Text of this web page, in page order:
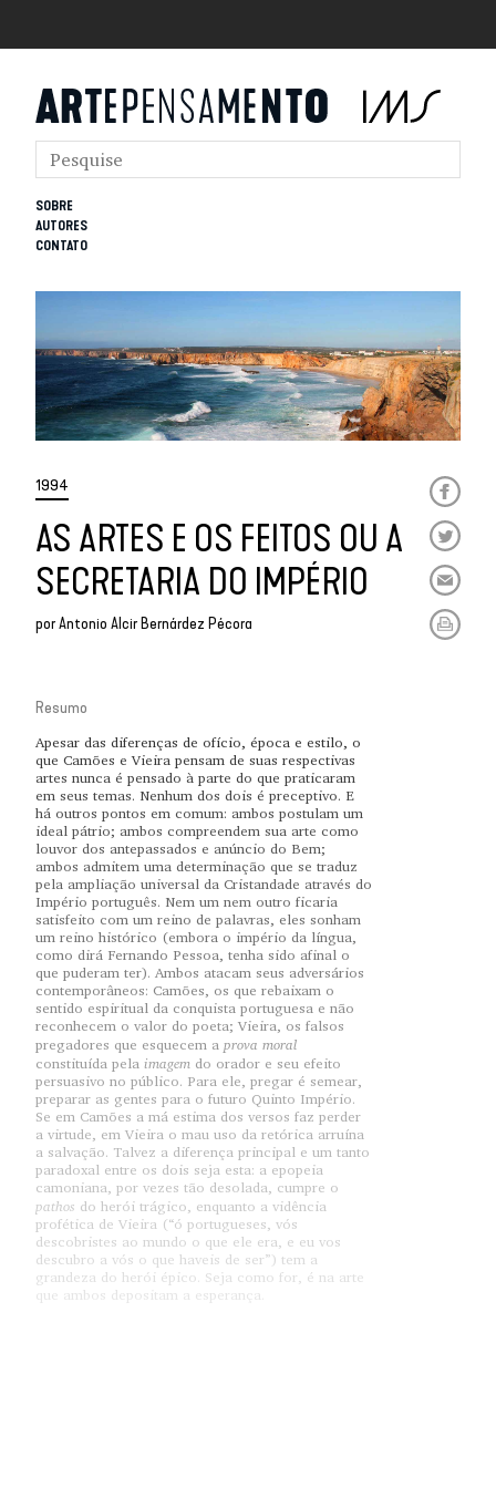
SOBRE
AUTORES
CONTATO
1994
AS ARTES E OS FEITOS OU A
SECRETARIA DO IMPÉRIO
porAntonio Alcir Bernárdez Pécora
Resumo
Apesar das diferenças de ofício, época e estilo, o
que Camões e Vieira pensam de suas respectivas
artes nunca é pensado à parte do que praticaram
em seus temas. Nenhum dos dois é preceptivo. E
há outros pontos em comum: ambos postulam um
ideal pátrio; ambos compreendem sua arte como
louvor dos antepassados e anúncio do Bem;
ambos admitem uma determinação que se traduz
pela ampliação universal da Cristandade através do
Império português. Nem um nem outro ficaria
satisfeito com um reino de palavras, eles sonham
um reino histórico (embora o império da língua,
como dirá Fernando Pessoa, tenha sido afinal o
que puderam ter). Ambos atacam seus adversários
contemporâneos: Camões, os que rebaixam o
sentido espiritual da conquista portuguesa e não
reconhecem o valor do poeta; Vieira, os falsos
pregadores que esquecem a prova moral
constituída pela imagem do orador e seu efeito
persuasivo no público. Para ele, pregar é semear,
preparar as gentes para o futuro Quinto Império.
Se em Camões a má estima dos versos faz perder
a virtude, em Vieira o mau uso da retórica arruína
a salvação. Talvez a diferença principal e um tanto
paradoxal entre os dois seja esta: a epopeia
camoniana, por vezes tão desolada, cumpre o
pathos do herói trágico, enquanto a vidência
profética de Vieira (“ó portugueses, vós
descobristes ao mundo o que ele era, e eu vos
descubro a vós o que haveis de ser”) tem a
grandeza do herói épico. Seja como for, é na arte
que ambos depositam a esperança.